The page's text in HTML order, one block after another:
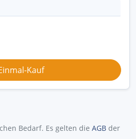
Bedarf. Es gelten die AGB der